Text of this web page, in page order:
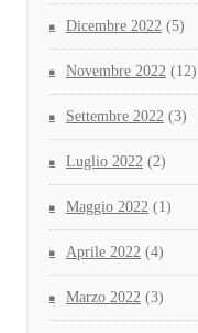
Dicembre 2022 (5)
Novembre 2022 (12)
Settembre 2022 (3)
Luglio 2022 (2)
Maggio 2022 (1)
Aprile 2022 (4)
Marzo 2022 (3)